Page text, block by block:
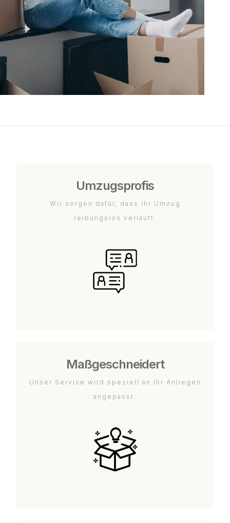
Umzugsprofis
Wir sorgen dafür, dass Ihr Umzug
reibungslos verläuft.
Maßgeschneidert
Unser Service wird speziell an Ihr Anliegen
angepasst.